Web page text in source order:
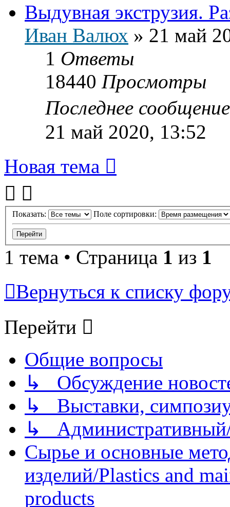
Выдувная экструзия.
Иван Валюх » 21 май
1 Ответы
18440 Просмотры
Последнее
21 май 2020, 13:52
Новая тема
Показать: Поле сортировки:
1 тема • Страница 1 из 1
Вернуться к списку
Перейти
Общие вопросы
↳ Обсуждение
↳ Выставки,
↳
Сырье и основные
изделий/Plastics and
products